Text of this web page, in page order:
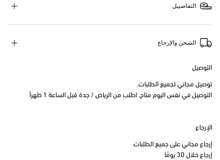
التفاصييل
الشحن والإرجاع
التوصيل
توصيل مجاني لجميع الطلبات.
التوصيل في نفس اليوم متاح. اطلب من الرياض / جدة قبل الساعة 1 ظهراً
الإرجاع
إرجاع مجاني على جميع الطلبات.
إرجاع خلال 30 يومًا